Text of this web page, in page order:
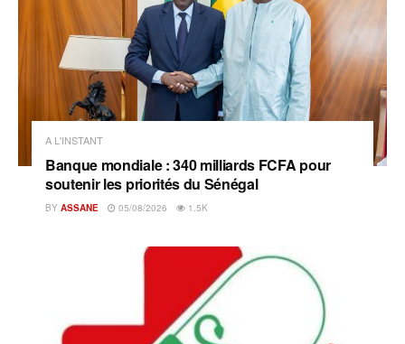
A L'INSTANT
Banque mondiale : 340 milliards FCFA pour
soutenir les priorités du Sénégal
BY ASSANE 05/08/2026 1.5K